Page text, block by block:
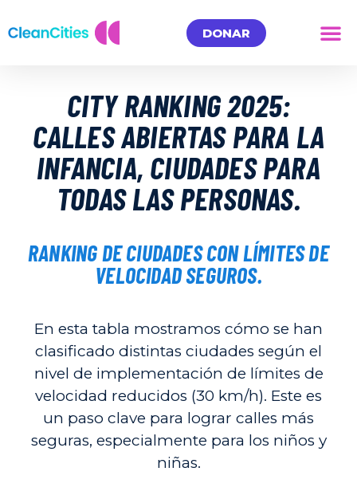
DONAR
CITY RANKING 2025:
CALLES ABIERTAS PARA LA
INFANCIA, CIUDADES PARA
TODAS LAS PERSONAS.
RANKING DE CIUDADES CON LÍMITES DE
VELOCIDAD SEGUROS.
En esta tabla mostramos cómo se han
clasificado distintas ciudades según el
nivel de implementación de límites de
velocidad reducidos (30 km/h). Este es
un paso clave para lograr calles más
seguras, especialmente para los niños y
niñas.